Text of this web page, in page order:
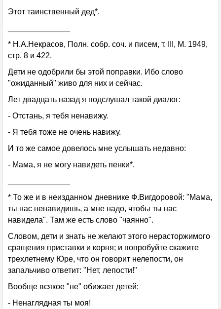
Этот таинственный дед*.
* Н.А.Некрасов, Полн. собр. соч. и писем, т. III, М. 1949,
стр. 8 и 422.
Дети не одобрили бы этой поправки. Ибо слово
"ожиданный" живо для них и сейчас.
Лет двадцать назад я подслушал такой диалог:
- Отстань, я тебя ненавижу.
- Я тебя тоже не очень навижу.
И то же самое довелось мне услышать недавно:
- Мама, я не могу навидеть пенки*.
* То же и в неизданном дневнике Ф.Вигдоровой: "Мама,
ты нас ненавидишь, а мне надо, чтобы ты нас
навидела". Там же есть слово "чаянно".
Словом, дети и знать не желают этого нерасторжимого
сращения приставки и корня; и попробуйте скажите
трехлетнему Юре, что он говорит нелепости, он
запальчиво ответит: "Нет, лепости!"
Вообще всякое "не" обижает детей:
- Ненаглядная ты моя!